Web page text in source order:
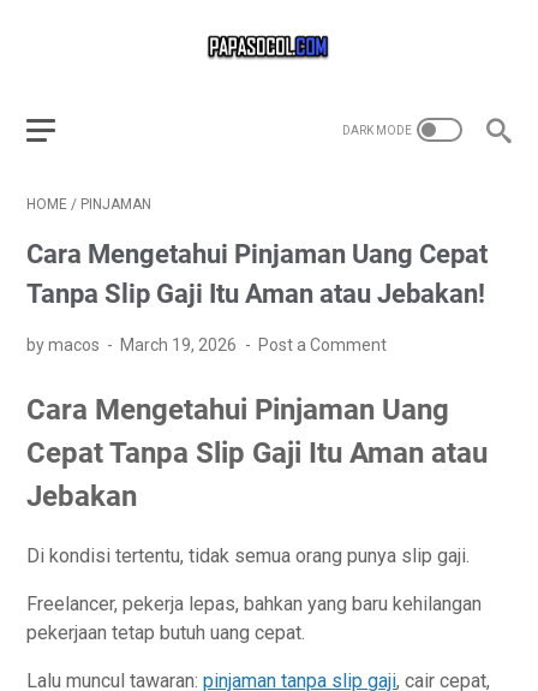
HOME / PINJAMAN
Cara Mengetahui Pinjaman Uang Cepat
Tanpa Slip Gaji Itu Aman atau Jebakan!
by macos March 19, 2026 Post a Comment
Cara Mengetahui Pinjaman Uang
Cepat Tanpa Slip Gaji Itu Aman atau
Jebakan
Di kondisi tertentu, tidak semua orang punya slip gaji.
Freelancer, pekerja lepas, bahkan yang baru kehilangan
pekerjaan tetap butuh uang cepat.
Lalu muncul tawaran: pinjaman tanpa slip gaji, cair cepat,